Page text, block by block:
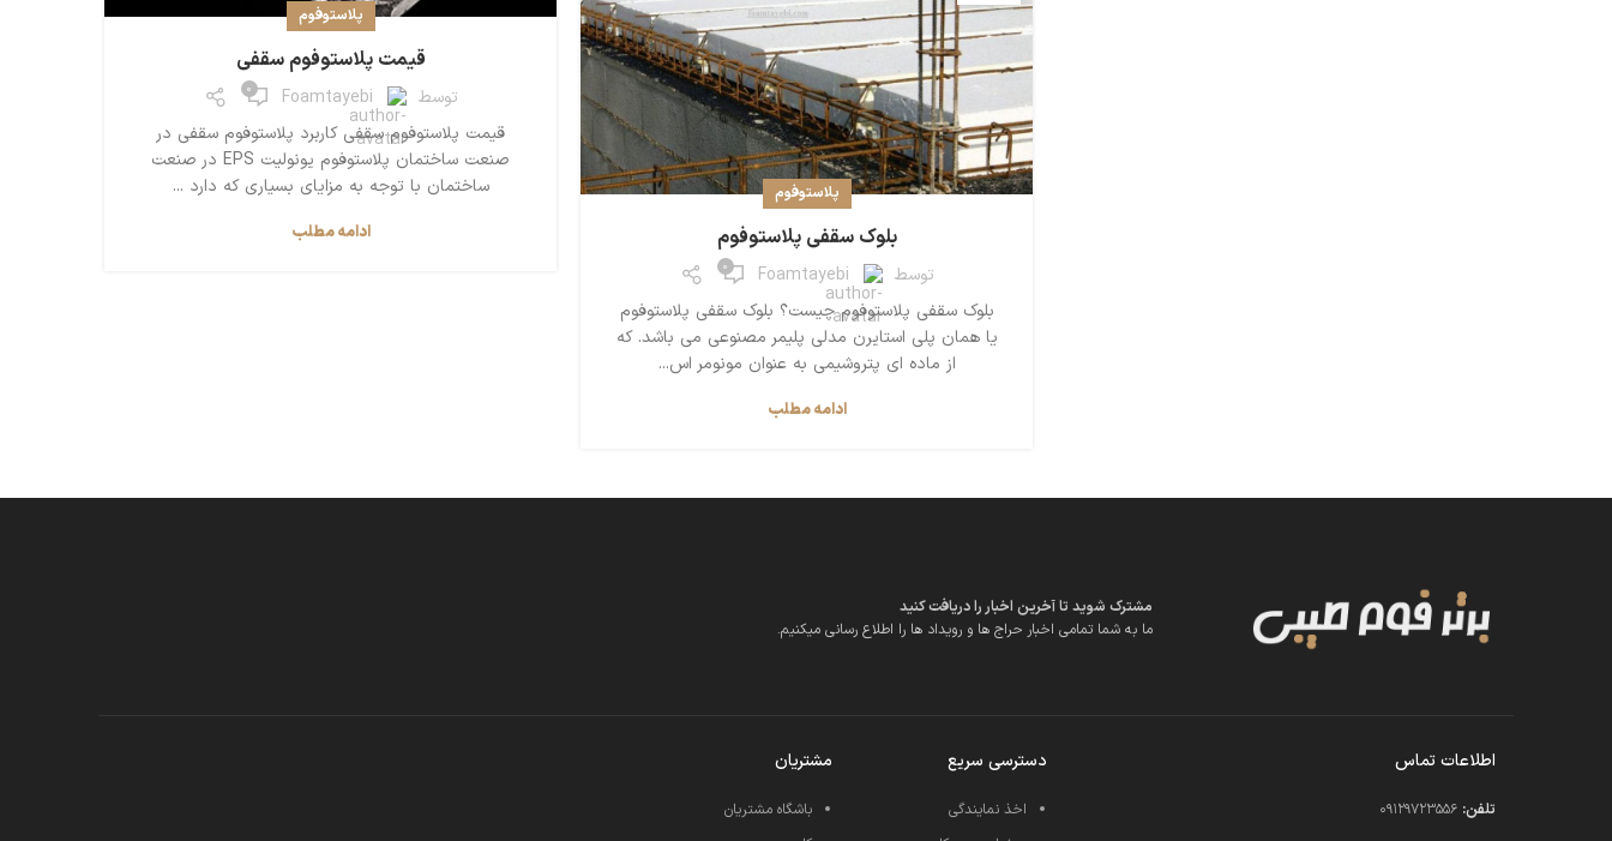
پلاستوفوم
قیمت پلاستوفوم سقفی
توسط Foamtayebi
0
قیمت پلاستوفوم سقفی کاربرد پلاستوفوم سقفی در
صنعت ساختمان پلاستوفوم یونولیت EPS در صنعت
ساختمان با توجه به مزایای بسیاری که دارد ...
ادامه مطلب
پلاستوفوم
بلوک سقفی پلاستوفوم
توسط Foamtayebi
0
بلوک سقفی پلاستوفوم چیست؟ بلوک سقفی پلاستوفوم
یا همان پلی استایرن مدلی پلیمر مصنوعی می باشد. که
از ماده ای پتروشیمی به عنوان مونومر اس...
ادامه مطلب
مشترک شوید تا آخرین اخبار را دریافت کنید
ما به شما تمامی اخبار حراج ها و رویداد ها را اطلاع رسانی میکنیم.
اطلاعات تماس
تلفن:
دسترسی سریع
اخذ نمایندگی
مشتریان
باشگاه مشتریان